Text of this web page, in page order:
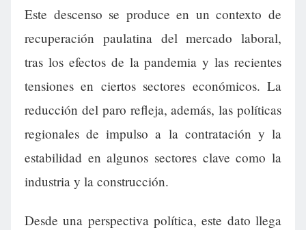
Este descenso se produce en un contexto de
recuperación paulatina del mercado laboral,
tras los efectos de la pandemia y las recientes
tensiones en ciertos sectores económicos. La
reducción del paro refleja, además, las políticas
regionales de impulso a la contratación y la
estabilidad en algunos sectores clave como la
industria y la construcción.
Desde una perspectiva política, este dato llega